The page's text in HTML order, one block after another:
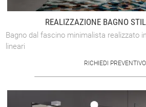
REALIZZAZIONE BAGNO
Bagno dal fascino minimalista realizzato
lineari
RICHIEDI PREVENTIVO